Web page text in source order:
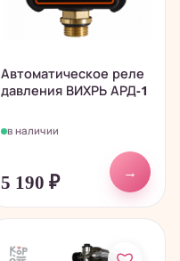
Автоматическое реле
давления ВИХРЬ АРД-1
в наличии
5 190 ₽
→